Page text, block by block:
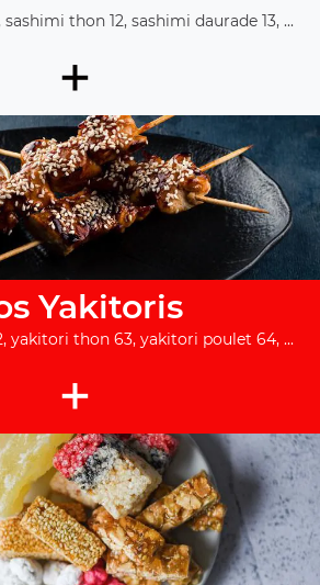
thon 12, sashimi daurade 13, ...
+
Yakitoris
yakitori thon 63, yakitori poulet 64, ...
+